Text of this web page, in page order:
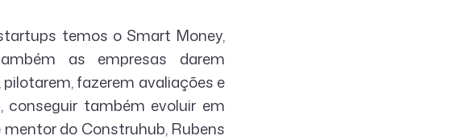
temos o Smart Money,
as empresas darem
fazerem avaliações e
conseguir também evoluir em
do Construhub, Rubens